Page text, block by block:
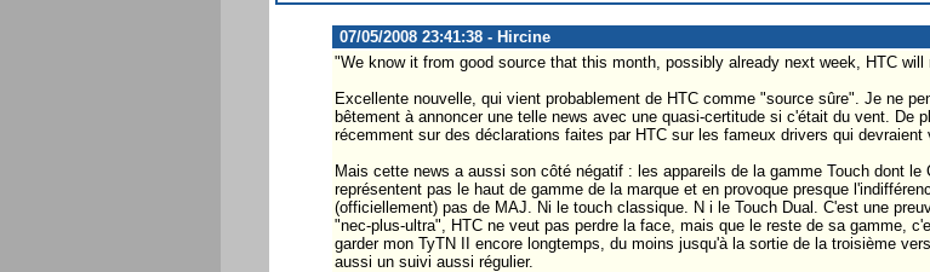
07/05/2008 23:41:38 - Hircine
"We know it from good source that this month, possibly already next week, HTC
Excellente nouvelle, qui vient probablement de HTC comme "source sûre". Je ne
bêtement à annoncer une telle news avec une quasi-certitude si c'était du vent. De
récemment sur des déclarations faites par HTC sur les fameux drivers qui devraient
Mais cette news a aussi son côté négatif : les appareils de la gamme Touch dont le
représentent pas le haut de gamme de la marque et en provoque presque
(officiellement) pas de MAJ. Ni le touch classique. N i le Touch Dual. C'est une
"nec-plus-ultra", HTC ne veut pas perdre la face, mais que le reste de sa gamme,
garder mon TyTN II encore longtemps, du moins jusqu'à la sortie de la troisième
aussi un suivi aussi régulier.